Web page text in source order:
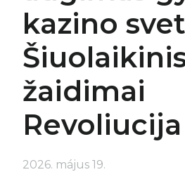
kazino
žaidimai
Revoliucija
2026. május 19.